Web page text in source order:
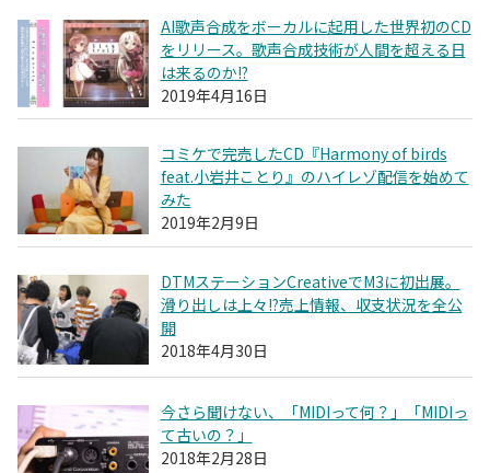
AI歌声合成をボーカルに起用した世界初のCD
をリリース。歌声合成技術が人間を超える日
は来るのか!?
2019年4月16日
コミケで完売したCD『Harmony of birds
feat.小岩井ことり』のハイレゾ配信を始めて
みた
2019年2月9日
DTMステーションCreativeでM3に初出展。
滑り出しは上々!?売上情報、収支状況を全公
開
2018年4月30日
今さら聞けない、「MIDIって何？」「MIDIっ
て古いの？」
2018年2月28日